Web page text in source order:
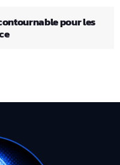
pour les